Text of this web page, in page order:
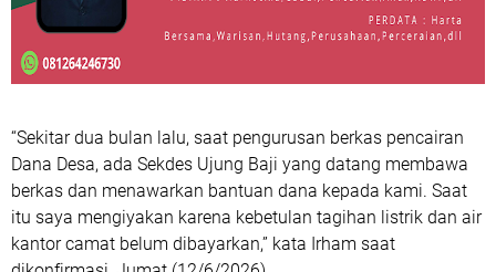
“Sekitar dua bulan lalu, saat pengurusan berkas pencairan
Dana Desa, ada Sekdes Ujung Baji yang datang membawa
berkas dan menawarkan bantuan dana kepada kami. Saat
itu saya mengiyakan karena kebetulan tagihan listrik dan air
kantor camat belum dibayarkan,” kata Irham saat